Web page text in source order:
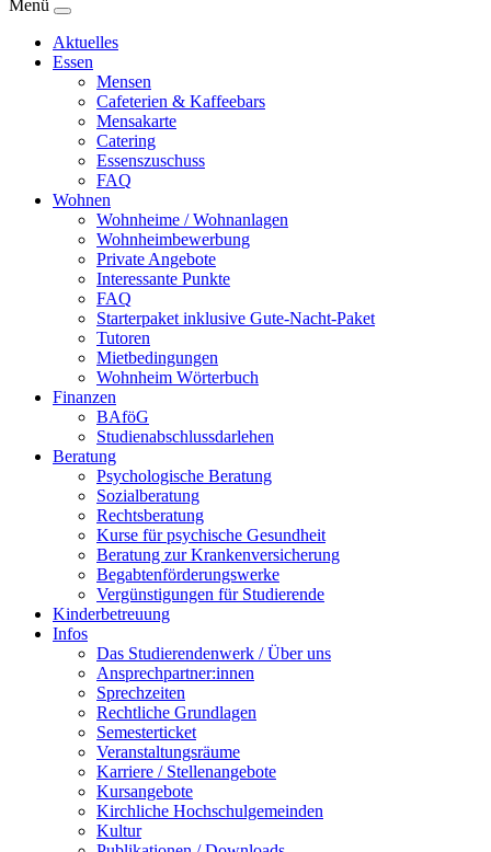
Menü
Aktuelles
Essen
Mensen
Cafeterien & Kaffeebars
Mensakarte
Catering
Essenszuschuss
FAQ
Wohnen
Wohnheime / Wohnanlagen
Wohnheimbewerbung
Private Angebote
Interessante Punkte
FAQ
Starterpaket inklusive Gute-Nacht-Paket
Tutoren
Mietbedingungen
Wohnheim Wörterbuch
Finanzen
BAföG
Studienabschlussdarlehen
Beratung
Psychologische Beratung
Sozialberatung
Rechtsberatung
Kurse für psychische Gesundheit
Beratung zur Krankenversicherung
Begabtenförderungswerke
Vergünstigungen für Studierende
Kinderbetreuung
Infos
Das Studierendenwerk / Über uns
Ansprechpartner:innen
Sprechzeiten
Rechtliche Grundlagen
Semesterticket
Veranstaltungsräume
Karriere / Stellenangebote
Kursangebote
Kirchliche Hochschulgemeinden
Kultur